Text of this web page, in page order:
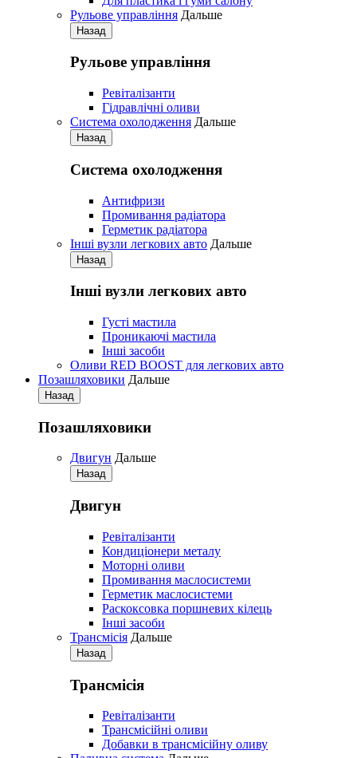
Рульове управління Дальше
Назад
Рульове управління
Ревіталізанти
Гідравлічні оливи
Система охолодження Дальше
Назад
Система охолодження
Антифризи
Промивання радіатора
Герметик радіатора
Iнші вузли легкових авто Дальше
Назад
Iнші вузли легкових авто
Густі мастила
Проникаючі мастила
Iнші засоби
Оливи RED BOOST для легкових авто
Позашляховики Дальше
Назад
Позашляховики
Двигун Дальше
Назад
Двигун
Ревіталізанти
Кондиціонери металу
Моторні оливи
Промивання маслосистеми
Герметик маслосистеми
Раскоксовка поршневих кілець
Iнші засоби
Трансмісія Дальше
Назад
Трансмісія
Ревіталізанти
Трансмісійні оливи
Добавки в трансмісійну оливу